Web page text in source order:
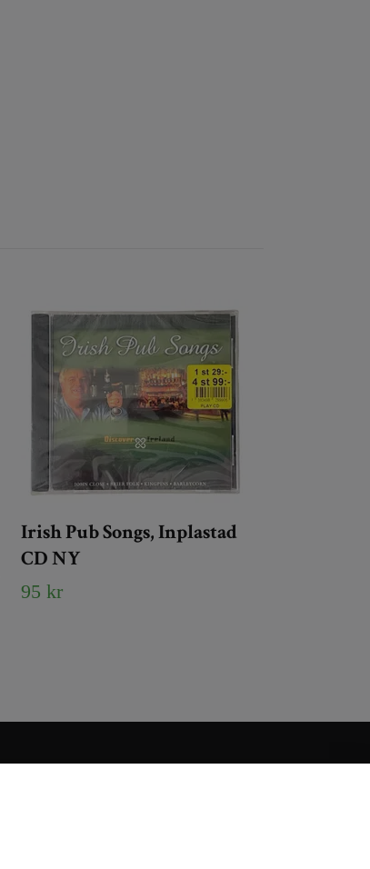
Irish Pub Songs, Inplastad
CD NY
95 kr